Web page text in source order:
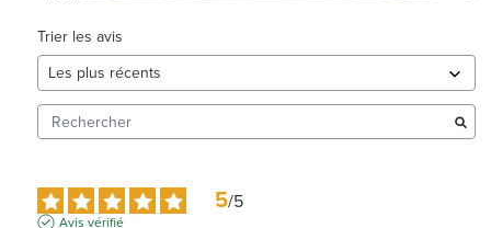
Trier les avis
5/5
Avis vérifié